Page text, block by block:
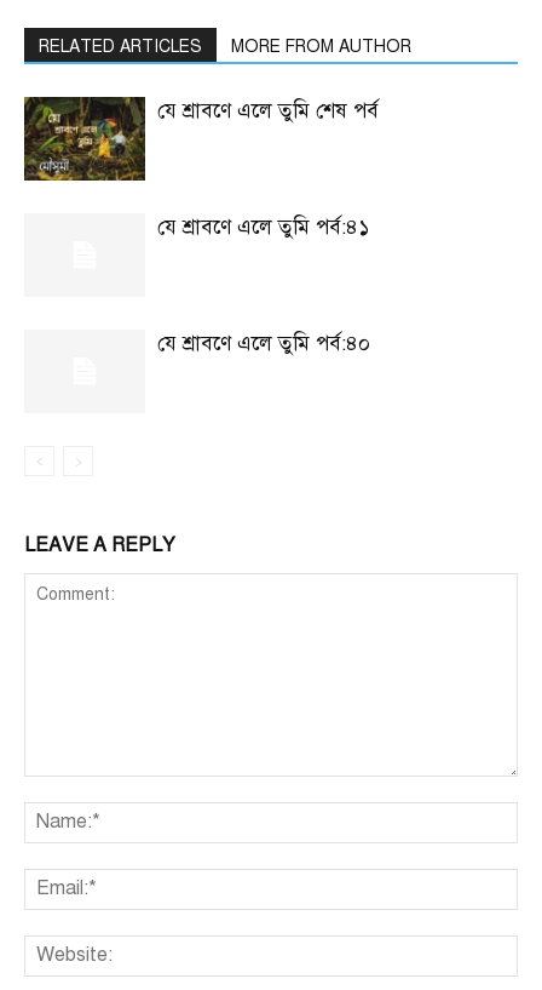
RELATED ARTICLES MORE FROM AUTHOR
যে শ্রাবণে এলে তুমি শেষ পর্ব
যে শ্রাবণে এলে তুমি পর্ব:৪১
যে শ্রাবণে এলে তুমি পর্ব:৪০
LEAVE A REPLY